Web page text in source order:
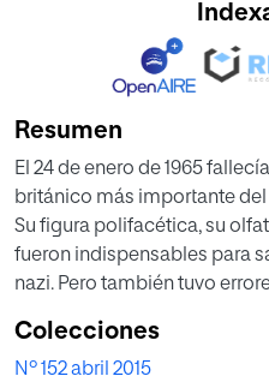
Resumen
El 24 de enero de 1965
británico más importante
Su figura polifacética, su
fueron indispensables para
nazi. Pero también tuvo
Rafael Navarro-Valls, la
equivocaciones
Colecciones
Nº 152 abril 2015